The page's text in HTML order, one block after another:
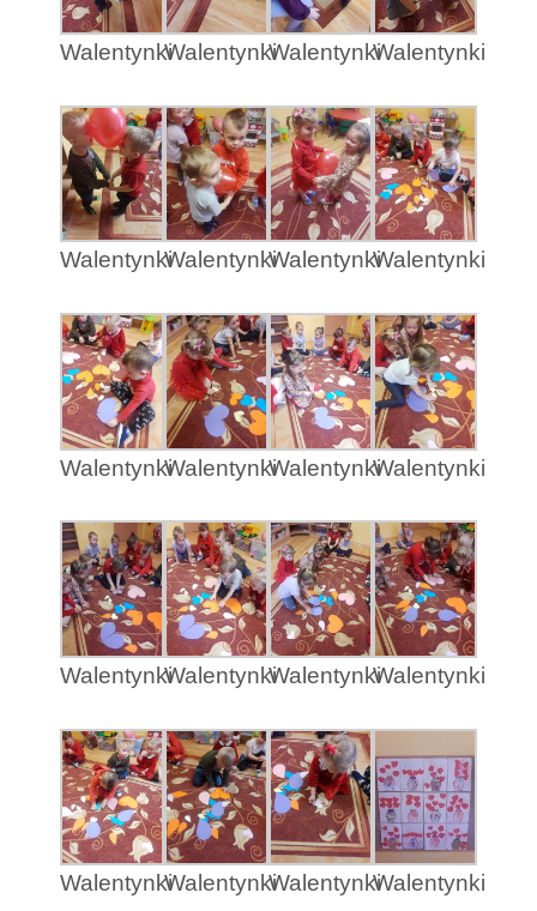
WalentynkiWalentynkiWalentynkiWalentynki
WalentynkiWalentynkiWalentynkiWalentynki
WalentynkiWalentynkiWalentynkiWalentynki
WalentynkiWalentynkiWalentynkiWalentynki
WalentynkiWalentynkiWalentynkiWalentynki